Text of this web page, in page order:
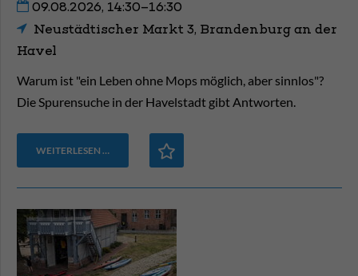
09.08.2026, 14:30–16:30
Neustädtischer Markt 3, Brandenburg an der
Havel
Warum ist "ein Leben ohne Mops möglich, aber sinnlos"?
Die Spurensuche in der Havelstadt gibt Antworten.
WEITERLESEN …